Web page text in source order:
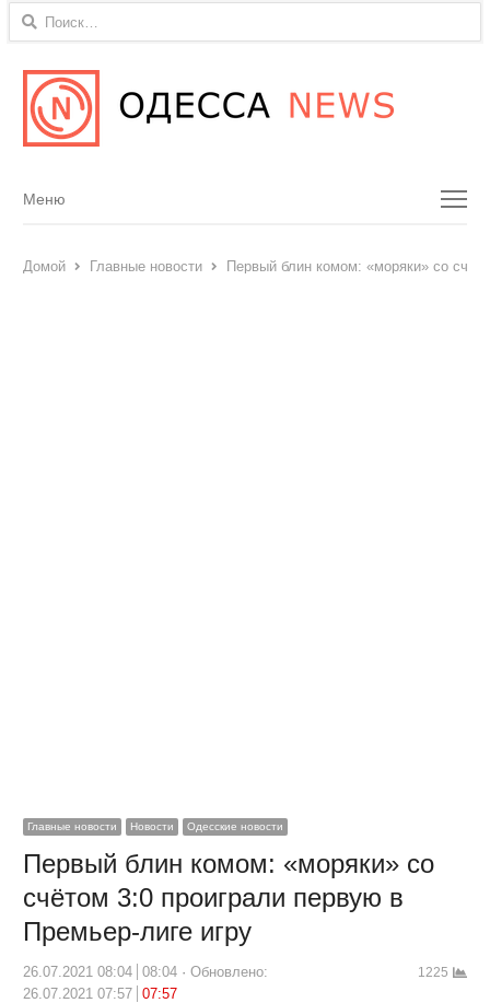
Найти:
Menu
Меню
Домой Главные новости Первый блин комом: «моряки» со
Главные новости Новости Одесские новости
Первый блин комом: «моряки» со
счётом 3:0 проиграли первую в
Премьер-лиге игру
26.07.2021 08:04 08:04
Обновлено:
26.07.2021 07:57
07:57
1225